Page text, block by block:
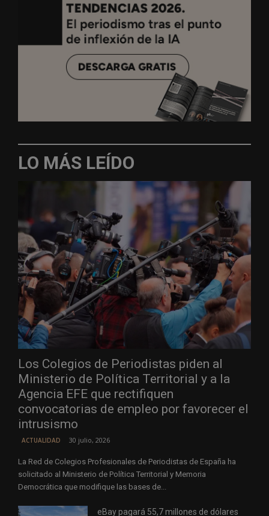
LO MÁS LEÍDO
Los Colegios de Periodistas piden al
Ministerio de Política Territorial y a la
Agencia EFE que rectifiquen
convocatorias de empleo por favorecer el
intrusismo
ACTUALIDAD 30 julio, 2026
La Red de Colegios Profesionales de Periodistas de España ha
solicitado al Ministerio de Política Territorial y Memoria
Democrática que modifique las bases de...
eBay pagará 55,7 millones de dólares